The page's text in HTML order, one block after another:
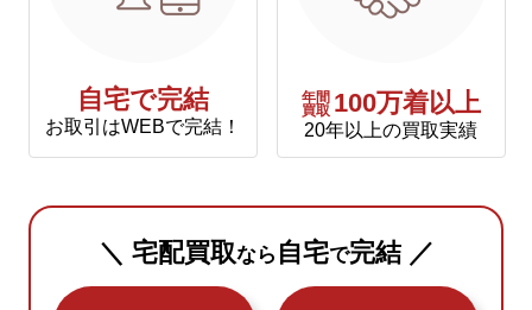
自宅で完結
お取引はWEBで完結！
年間
買取 100万着以上
20年以上の買取実績
＼ 宅配買取なら 自宅で完結 ／